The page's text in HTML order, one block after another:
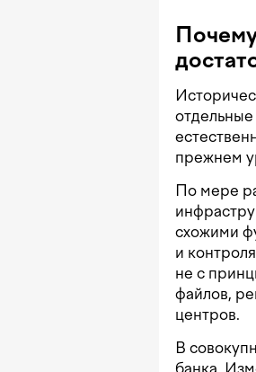
прежнем
По мере
схожими
и
не с
файлов,
центров.
В
банка.